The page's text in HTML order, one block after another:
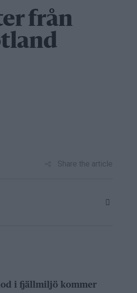
från
Share the article
i fjällmiljö kommer